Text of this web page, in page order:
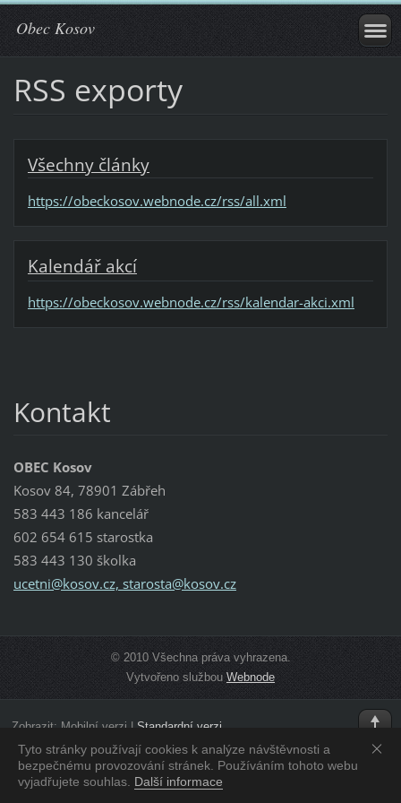
Obec Kosov
RSS exporty
Všechny články
https://obeckosov.webnode.cz/rss/all.xml
Kalendář akcí
https://obeckosov.webnode.cz/rss/kalendar-akci.xml
Tyto stránky používají cookies k analýze návštěvnosti a
bezpečnému provozování stránek. Používáním tohoto webu
vyjadřujete souhlas. Další informace
Kontakt
OBEC Kosov
Kosov 84, 78901 Zábřeh
583 443 186 kancelář
602 654 615 starostka
583 443 130 školka
ucetni@kosov.cz, starosta@kosov.cz
© 2010 Všechna práva vyhrazena.
Vytvořeno službou Webnode
Zobrazit: Mobilní verzi | Standardní verzi